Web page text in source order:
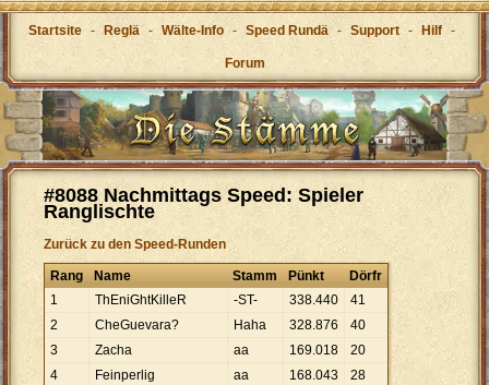
Startsite - Reglä - Wälte-Info - Speed Rundä - Support - Hilf -
Forum
#8088 Nachmittags Speed: Spieler
Ranglischte
Zurück zu den Speed-Runden
Rang Name Stamm Pünkt
Dörfr
1
ThEniGhtKilleR -ST- 338.440
41
2
CheGuevara? Haha 328.876
40
3
Zacha aa 169.018
20
4
Feinperlig aa 168.043
28